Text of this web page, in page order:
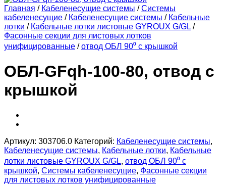
Главная / Кабеленесущие системы / Системы
кабеленесущие / Кабеленесущие системы / Кабельные
лотки / Кабельные лотки листовые GYROUX G/GL /
Фасонные секции для листовых лотков
унифицированные / отвод ОБЛ 90⁰ с крышкой
ОБЛ-GFqh-100-80, отвод с
крышкой
Артикул: 303706.0 Категорий: Кабеленесущие системы,
Кабеленесущие системы, Кабельные лотки, Кабельные
лотки листовые GYROUX G/GL, отвод ОБЛ 90⁰ с
крышкой, Системы кабеленесущие, Фасонные секции
для листовых лотков унифицированные